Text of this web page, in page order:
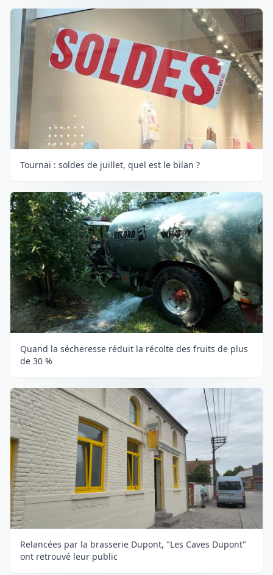
Tournai : soldes de juillet, quel est le bilan ?
Quand la sécheresse réduit la récolte des fruits de plus
de 30 %
Relancées par la brasserie Dupont, "Les Caves Dupont"
ont retrouvé leur public